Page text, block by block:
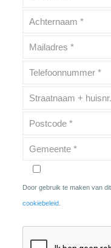
Door gebruik te maken van
cookiebeleid.